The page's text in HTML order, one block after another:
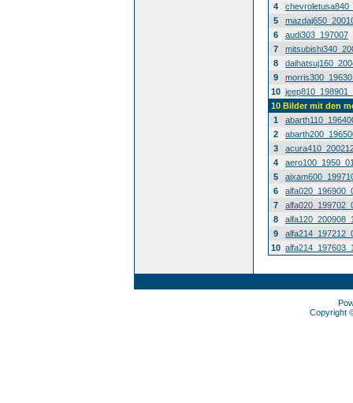
4
5
6
audi303_197007
7
8
9
10
10 Bilder mit den
1
2
3
4
5
6
7
8
9
10
Copyright